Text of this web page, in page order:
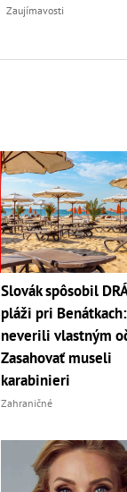
Zaujímavosti
Slovák spôsobil
pláži pri
neverili vlastným
Zasahovať museli
karabinieri
Zahraničné